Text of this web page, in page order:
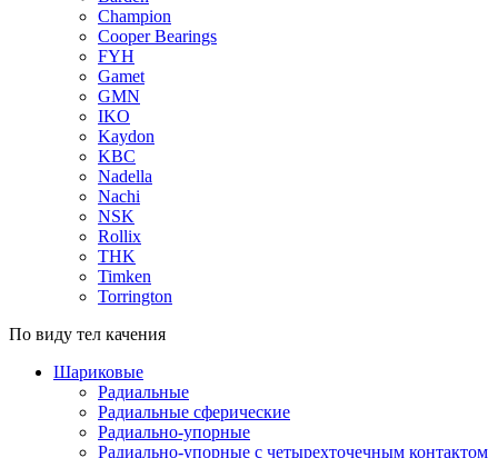
Champion
Cooper Bearings
FYH
Gamet
GMN
IKO
Kaydon
KBC
Nadella
Nachi
NSK
Rollix
THK
Timken
Torrington
По виду тел качения
Шариковые
Радиальные
Радиальные сферические
Радиально-упорные
Радиально-упорные с четырехточечным контактом